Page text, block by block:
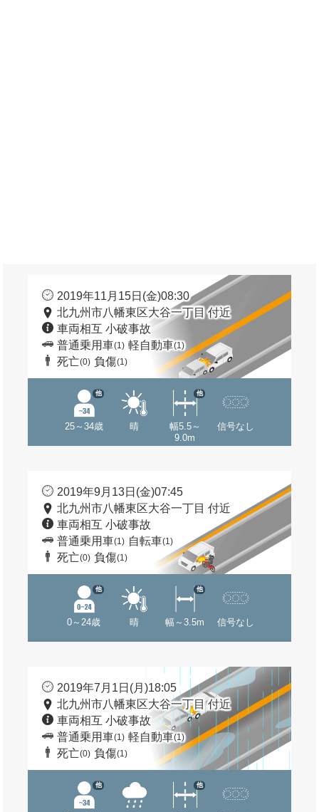
2019年11月15日(金)08:30
北九州市八幡東区大谷一丁目 付近
車両相互 小破事故
普通乗用車(1) 軽自動車(1)
死亡(0) 負傷(1)
25～34歳
他
晴
幅5.5～
9.0m
他
信号なし
2019年9月13日(金)07:45
北九州市八幡東区大谷一丁目 付近
車両相互 小破事故
普通乗用車(1) 自転車(1)
死亡(0) 負傷(1)
0～24歳
他
晴 幅～3.5m
他
信号なし
2019年7月1日(月)18:05
北九州市八幡東区大谷一丁目 付近
車両相互 小破事故
普通乗用車(1) 軽自動車(1)
死亡(0) 負傷(1)
他 他